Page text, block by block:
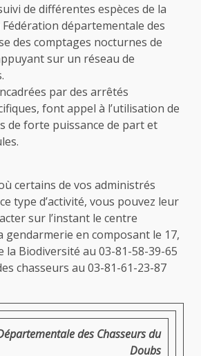
de différentes espèces de la
départementale des
des comptages nocturnes de
sur un réseau de
par des arrêtés
font appel à l’utilisation de
de forte puissance de part et
certains de vos administrés
type d’activité, vous pouvez leur
sur l’instant le centre
gendarmerie en composant le 17,
la Biodiversité au 03-81-58-39-65
chasseurs au 03-81-61-23-87
des Chasseurs du
Doubs